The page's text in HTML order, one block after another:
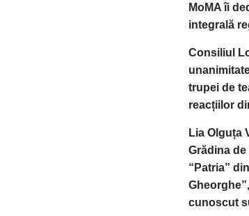
MoMA îi
integrală
Consiliul
trupei de
reacțiilor
Lia Olguța
Grădina
“Patria”
cunoscut